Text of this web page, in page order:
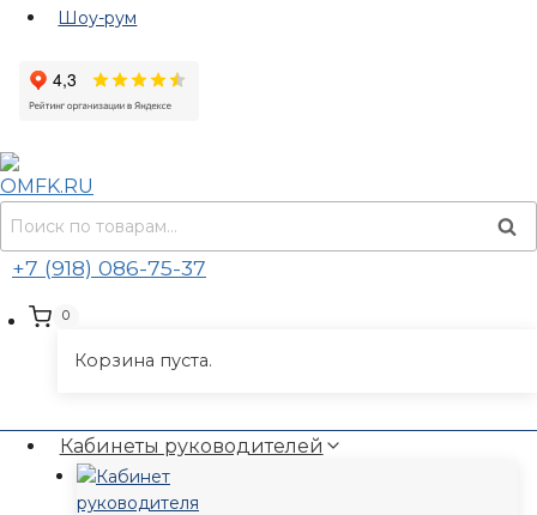
Шоу-рум
Искать:
+7 (918) 086-75-37
0
Корзина пуста.
Кабинеты руководителей